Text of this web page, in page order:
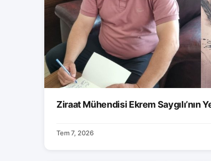
Ziraat Mühendisi Ekrem Saygılı’nın
Tem 7, 2026